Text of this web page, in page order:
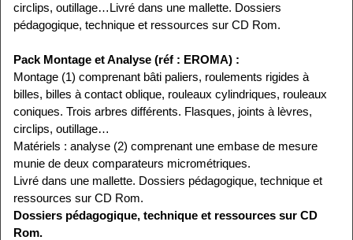
circlips, outillage…Livré dans une mallette. Dossiers
pédagogique, technique et ressources sur CD Rom.
Pack Montage et Analyse (réf : EROMA) :
Montage (1) comprenant bâti paliers, roulements rigides à
billes, billes à contact oblique, rouleaux cylindriques, rouleaux
coniques. Trois arbres différents. Flasques, joints à lèvres,
circlips, outillage…
Matériels : analyse (2) comprenant une embase de mesure
munie de deux comparateurs micrométriques.
Livré dans une mallette. Dossiers pédagogique, technique et
ressources sur CD Rom.
Dossiers pédagogique, technique et ressources sur CD
Rom.